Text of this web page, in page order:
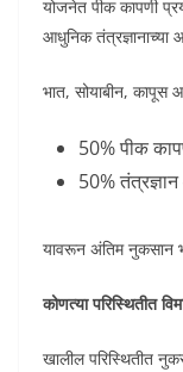
योजनेत पीक कापणी
आधुनिक तंत्रज्ञानाच्या
भात, सोयाबीन, कापूस
50% पीक
50%
यावरून अंतिम नुकसान
कोणत्या परिस्थितीत
खालील परिस्थितीत